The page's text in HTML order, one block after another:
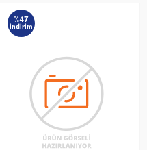
%47
indirim